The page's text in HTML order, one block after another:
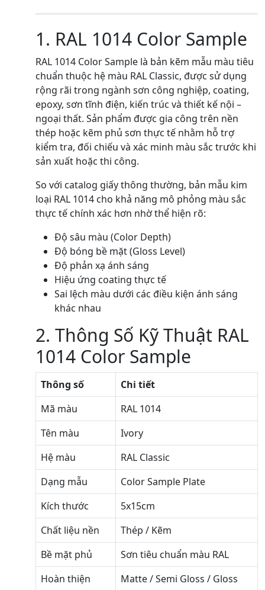
1. RAL 1014 Color Sample
RAL 1014 Color Sample là bản kẽm mẫu màu tiêu
chuẩn thuộc hệ màu RAL Classic, được sử dụng
rộng rãi trong ngành sơn công nghiệp, coating,
epoxy, sơn tĩnh điện, kiến trúc và thiết kế nội –
ngoại thất. Sản phẩm được gia công trên nền
thép hoặc kẽm phủ sơn thực tế nhằm hỗ trợ
kiểm tra, đối chiếu và xác minh màu sắc trước khi
sản xuất hoặc thi công.
So với catalog giấy thông thường, bản mẫu kim
loại RAL 1014 cho khả năng mô phỏng màu sắc
thực tế chính xác hơn nhờ thể hiện rõ:
Độ sâu màu (Color Depth)
Độ bóng bề mặt (Gloss Level)
Độ phản xạ ánh sáng
Hiệu ứng coating thực tế
Sai lệch màu dưới các điều kiện ánh sáng
khác nhau
2. Thông Số Kỹ Thuật RAL
1014 Color Sample
Thông số
Chi tiết
Mã màu
RAL 1014
Tên màu
Ivory
Hệ màu
RAL Classic
Dạng mẫu
Color Sample Plate
Kích thước
5x15cm
Chất liệu nền
Thép / Kẽm
Bề mặt phủ
Sơn tiêu chuẩn màu RAL
Hoàn thiện
Matte / Semi Gloss / Gloss